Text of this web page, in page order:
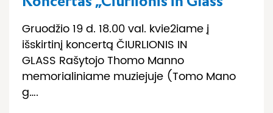
Gruodžio 19 d. 18.00 val. kvie2iame į
išskirtinį koncertą ČIURLIONIS IN
GLASS Rašytojo Thomo Manno
memorialiniame muziejuje (Tomo Mano
g….